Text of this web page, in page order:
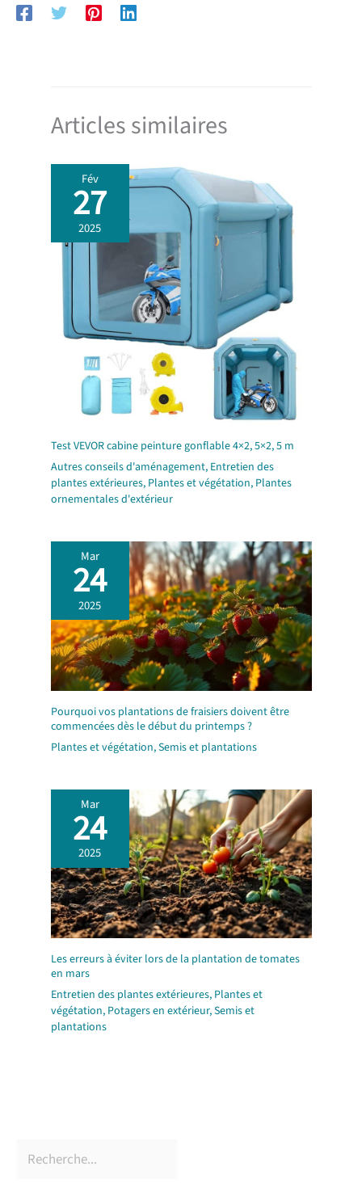
Articles similaires
Fév
27
2025
Test VEVOR cabine peinture gonflable 4×2, 5×2, 5 m
Autres conseils d'aménagement, Entretien des
plantes extérieures, Plantes et végétation, Plantes
ornementales d'extérieur
Mar
24
2025
Pourquoi vos plantations de fraisiers doivent être
commencées dès le début du printemps ?
Plantes et végétation,Semis et plantations
Mar
24
2025
Les erreurs à éviter lors de la plantation de tomates
en mars
Entretien des plantes extérieures, Plantes et
végétation, Potagers en extérieur,Semis et
plantations